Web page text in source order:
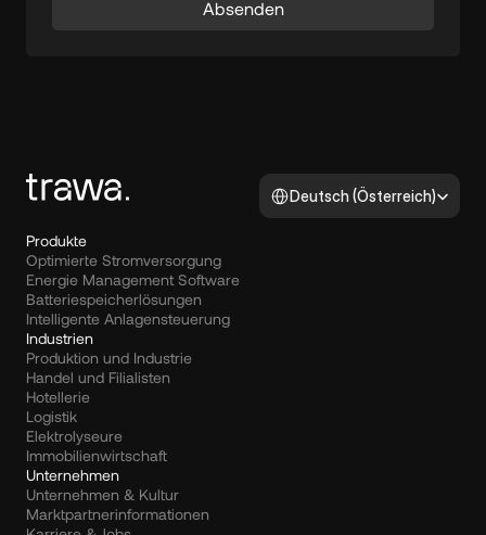
Absenden
Select Language
Deutsch (Österreich)
Produkte
Optimierte Stromversorgung
Energie Management Software
Batteriespeicherlösungen
Intelligente Anlagensteuerung
Industrien
Produktion und Industrie
Handel und Filialisten
Hotellerie
Logistik
Elektrolyseure
Immobilienwirtschaft
Unternehmen
Unternehmen & Kultur
Marktpartnerinformationen